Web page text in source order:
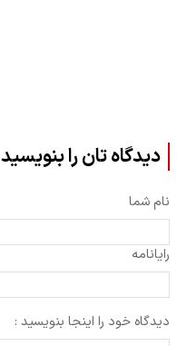
دیدگاه تان را بنویسید
نام شما
رایانامه
دیدگاه خود را اینجا بنویسید :